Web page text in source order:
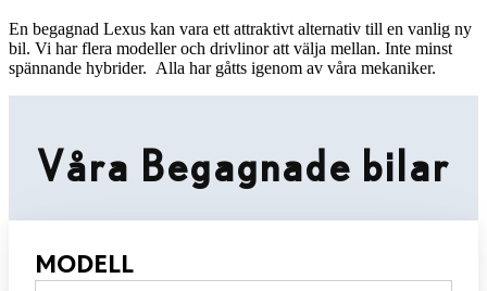
En begagnad Lexus kan vara ett attraktivt alternativ till en vanlig ny
bil. Vi har flera modeller och drivlinor att välja mellan. Inte minst
spännande hybrider. Alla har gåtts igenom av våra mekaniker.
Våra Begagnade bilar
MODELL